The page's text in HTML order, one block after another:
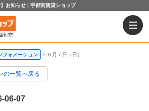
お知らせ | 宇都宮賃貸ショップ
フォメーション ６月７日（日）
の一覧へ戻る
06-07